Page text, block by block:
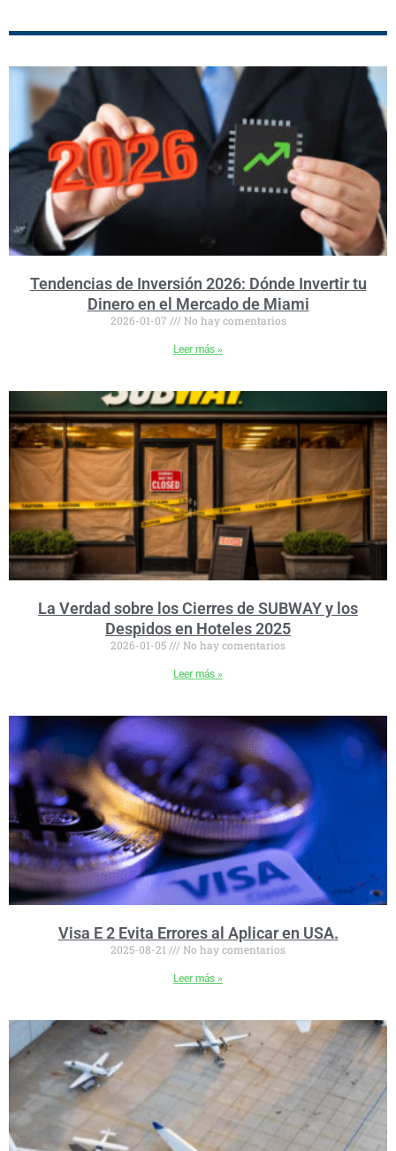
Tendencias de Inversión 2026: Dónde Invertir tu
Dinero en el Mercado de Miami
2026-01-07 No hay comentarios
Leer más »
La Verdad sobre los Cierres de SUBWAY y los
Despidos en Hoteles 2025
2026-01-05 No hay comentarios
Leer más »
Visa E 2 Evita Errores al Aplicar en USA.
2025-08-21 No hay comentarios
Leer más »